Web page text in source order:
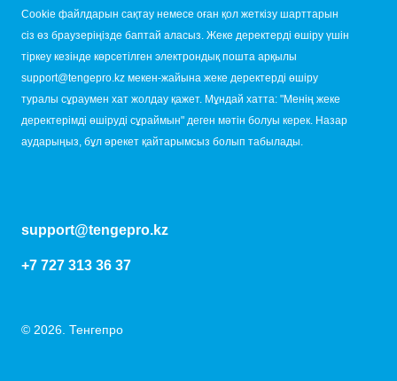
Cookie файлдарын сақтау немесе оған қол жеткізу шарттарын
сіз өз браузеріңізде баптай аласыз. Жеке деректерді өшіру үшін
тіркеу кезінде көрсетілген электрондық пошта арқылы
support@tengepro.kz мекен-жайына жеке деректерді өшіру
туралы сұраумен хат жолдау қажет. Мұндай хатта: "Менің жеке
деректерімді өшіруді сұраймын" деген мәтін болуы керек. Назар
аударыңыз, бұл әрекет қайтарымсыз болып табылады.
support@tengepro.kz
+7 727 313 36 37
© 2026. Тенгепро